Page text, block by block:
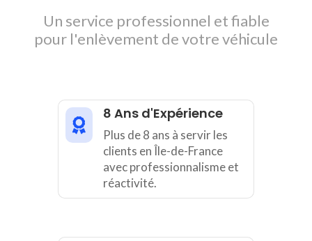
Un service professionnel et fiable
pour l'enlèvement de votre véhicule

8 Ans d'Expérience
Plus de 8 ans à servir les
clients en Île-de-France
avec professionnalisme et
réactivité.